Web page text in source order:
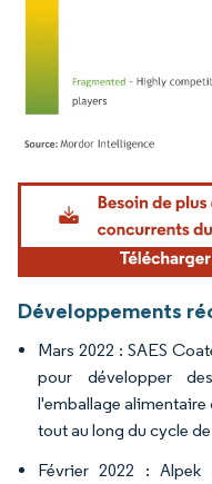
Image © Mordor Intelligence. La
Développements
Mars 2022 : SAES
pour développer
l'emballage
tout au long du cycle
Février 2022 :